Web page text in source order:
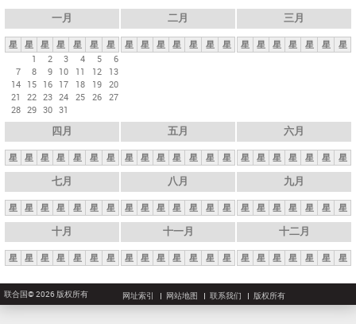
一月
星 星 星 星 星 星
星
1
2 3 4 5
6
7
8 9 10 11 12
13
14 15 16 17 18 19 20
21
22 23 24 25 26 27
28 29 30 31
二月
星 星 星 星 星 星 星
三月
星 星 星 星 星 星 星
四月
星 星 星 星 星 星 星
五月
星 星 星 星 星 星 星
六月
星 星 星 星 星 星 星
七月
星 星 星 星 星 星 星
八月
星 星 星 星 星 星 星
九月
星 星 星 星 星 星 星
十月
星 星 星 星 星 星 星
十一月
星 星 星 星 星 星 星
十二月
星 星 星 星 星 星 星
联合国© 2026 版权所有 网址索引 网站地图 联系我们 版权所有